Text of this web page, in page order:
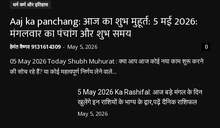
धर्म कर्म और इतिहास
Aaj ka panchang: आज का शुभ मुहूर्त: 5 मई 2026:
मंगलवार का पंचांग और शुभ समय
हेमंत वैष्णव 9131614309 - May 5, 2026 0
05 May 2026 Today Shubh Muhurat : क्या आप आज कोई नया काम शुरू करने
की सोच रहे हैं? या कोई महत्वपूर्ण निर्णय लेने वाले...
5 May 2026 Ka Rashifal: आज बड़े मंगल के दिन
खुलेंगे इन राशियों के भाग्य के द्वार,पढ़ें दैनिक राशिफल
May 5, 2026